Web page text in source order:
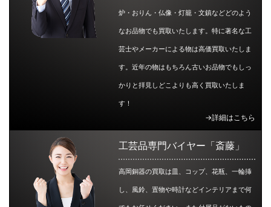
炉・おりん・仏像・灯籠・文鎮などどのよう
なお品物でも買取いたします。特に著名な工
芸士やメーカーによる物は高価買取いたしま
す。近年の物はもちろん古いお品物でもしっ
かりと拝見しどこよりも高く買取いたしま
す！
→詳細はこちら
工芸品専門バイヤー「斎藤」
高岡銅器の買取は皿、コップ、花瓶、一輪挿
し、風鈴、置物や時計などインテリアまで何